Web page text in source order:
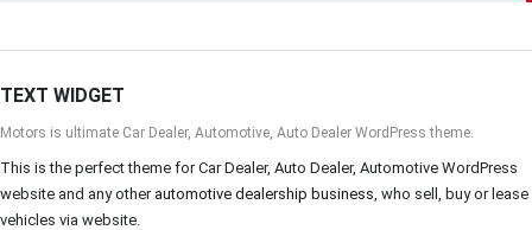
TEXT WIDGET
Motors is ultimate Car Dealer, Automotive, Auto Dealer WordPress theme.
This is the perfect theme for Car Dealer, Auto Dealer, Automotive WordPress
website and any other automotive dealership business, who sell, buy or lease
vehicles via website.